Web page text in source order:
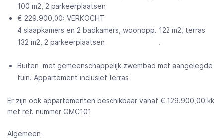
100 m2, 2 parkeerplaatsen
€ 229.900,00: VERKOCHT
4 slaapkamers en 2 badkamers, woonopp. 122 m2, terras
132 m2, 2 parkeerplaatsen .
Buiten met gemeenschappelijk zwembad met aangelegde
tuin. Appartement inclusief terras
Er zijn ook appartementen beschikbaar vanaf € 129.900,00 kk
met ref. nummer GMC101
Algemeen